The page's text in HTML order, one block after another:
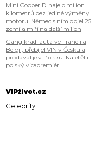
Mini Cooper D najelo milion
kilometrů bez jediné výměny
motoru. Němec s ním objel 25
zemí a míří na další milion
Gang kradl auta ve Francii a
Belgii, přebíjel VIN v Česku a
prodával je v Polsku. Naletěl i
polský vicepremiér
VIPživot.cz
Celebrity